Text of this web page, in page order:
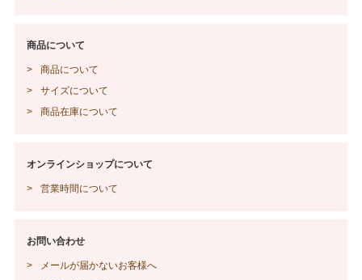
商品について
商品について
サイズについて
商品在庫について
オンラインショップについて
営業時間について
お問い合わせ
メールが届かないお客様へ